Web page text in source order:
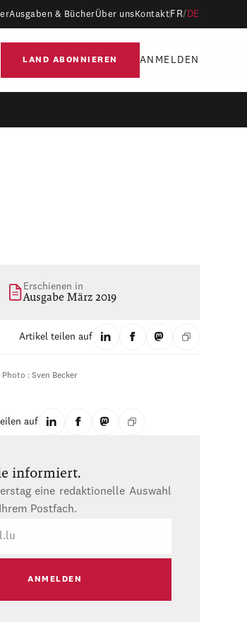
Ausgaben & BücherÜber uns Kontakt FR/ DE
LAND ABONNIEREN ANMELDEN
Erschienen in
Ausgabe März 2019
Artikel teilen auf
: Sven Becker
auf
informiert.
eine redaktionelle Auswahl
Postfach.